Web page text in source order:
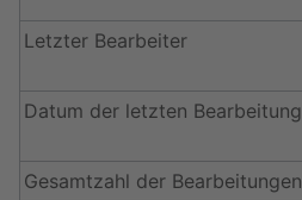
Letzter Bearbeiter
Datum der letzten Bearbeitung
Gesamtzahl der Bearbeitungen